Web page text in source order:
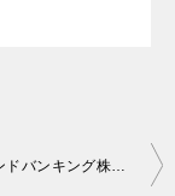
ヘッジファンドバンキング株式会社の口コミや評価＆評判などをチェックしました。